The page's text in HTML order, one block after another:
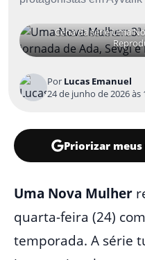
Cena da série Uma
Por Lucas Emanuel
24 de junho de 2026 às
Priorizar
Uma Nova Mulher
quarta-feira (24)
temporada. A série